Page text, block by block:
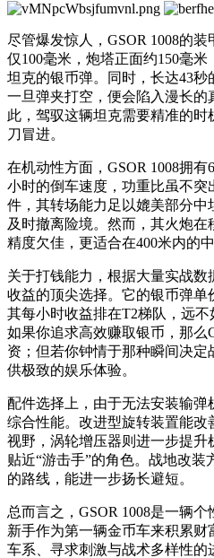
尽管爆发惊人，GSOR 1008的
仅100毫米，炮塔正面约150毫
坦克的银币弹。同时，长达43秒
一旦弹夹打空，便会陷入漫长的
此，驾驭这辆坦克需要精准的
刀冒进。
在机动性方面，GSOR 1008拥
小时的倒车速度，功重比虽不
件，其转场能力足以媲美部分
及时撤离险境。然而，其火炮
精度欠佳，更适合在400米内的
关于打钱能力，根据大量实战数
收益的顶尖选择。它的银币弹
其每小时收益排在T2梯队，远不
如果你追求高效赚取银币，那么
资；但若你钟情于那种瞬间决
供极致的娱乐体验。
配件选择上，由于无法安装输
综合性能。改进型旋转装置能
视野，涡轮增压器则进一步提
贴近“游击手”的角色。战地改
的路线，能进一步扬长避短。
总而言之，GSOR 1008是一辆
新手作为第一辆金币车来积累
车系、寻求刺激与战术多样性